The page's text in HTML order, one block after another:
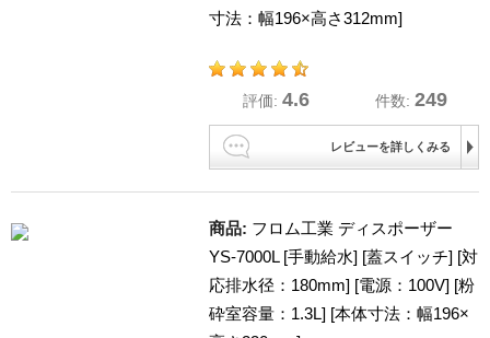
寸法：幅196×高さ312mm]
評価:4.6 件数:249
レビューを詳しくみる
商品: フロム工業 ディスポーザー
YS-7000L [手動給水] [蓋スイッチ] [対
応排水径：180mm] [電源：100V] [粉
砕室容量：1.3L] [本体寸法：幅196×